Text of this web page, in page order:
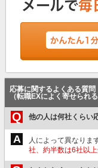
応募に関するよくある質問
（転職EXによく寄せられ
Q 他の人は何社くらい
A 人によって異なりま
社、約半数は6社以上